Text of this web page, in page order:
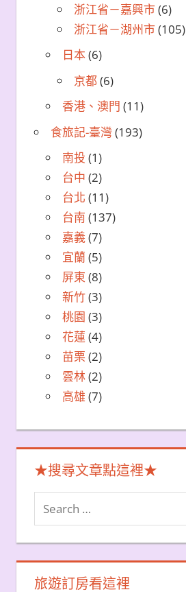
浙江省－嘉興市(6)
浙江省－湖州市(105)
日本(6)
京都(6)
香港、澳門 (11)
食旅記-臺灣 (193)
南投 (1)
台中 (2)
台北 (11)
台南 (137)
嘉義(7)
宜蘭 (5)
屏東 (8)
新竹(3)
桃園 (3)
花蓮 (4)
苗栗 (2)
雲林(2)
高雄 (7)
★搜尋文章點這裡★
Search
for:
旅遊訂房看這裡